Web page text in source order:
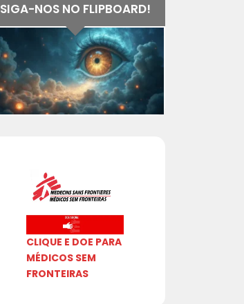
SIGA-NOS NO FLIPBOARD!
CLIQUE E DOE PARA
MÉDICOS SEM
FRONTEIRAS